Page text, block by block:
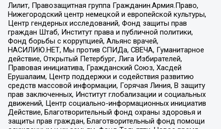
Лилит, Правозащитная группа Гражданин.Армия.Право,
Нижегородский центр немецкой и европейской культуры,
Центр гендерных исследований, Фонд защиты прав
граждан Штаб, Институт права и публичной политики,
Фонд борьбы с коррупцией, Альянс врачей,
НАСИЛИЮ.НЕТ, Мы против СПИДа, СВЕЧА, Гуманитарное
действие, Открытый Петербург, Лига Избирателей,
Правовая инициатива, Гражданский Союз, Хасдей
Ерушалаим, Центр поддержки и содействия развитию
средств массовой информации, Горячая Линия, В защиту
прав заключенных, Институт глобализации и социальных
движений, Центр социально-информационных инициатив
Действие, Благотворительный фонд охраны здоровья и
защиты прав граждан, Благотворительный фонд помощи